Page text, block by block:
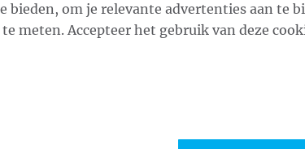
bieden, om je relevante advertenties aan te
meten. Accepteer het gebruik van deze